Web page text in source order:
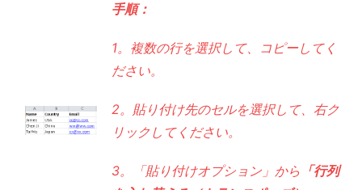
手順：
1。複数の行を選択して、コピーしてく
ださい。
2。貼り付け先のセルを選択して、右ク
リックしてください。
3。「貼り付けオプション」から 「行列